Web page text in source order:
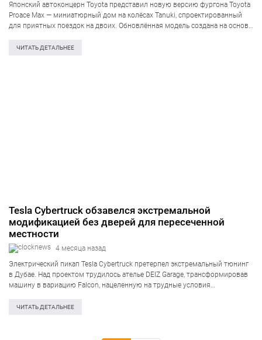
Японский автоконцерн Toyota представил новую версию фургона Toyota
Proace Max — миниатюрный дом на колёсах Tanuki, спроектированный
для приятных поездок на двоих. Обновлённая модель создана на основе
отсылает к герою…
ЧИТАТЬ ДЕТАЛЬНЕЕ
Tesla Cybertruck обзавелся экстремальной
модификацией без дверей для пересеченной
местности
4 месяца назад
Электрический пикап Tesla Cybertruck претерпел экстремальный тюнинг
в Дубае. Над проектом трудилось ателье DEIZ Garage, трансформировав
машину в вариацию Falcon, нацеленную на трудные условия
улучшили внедорожные свойства авто. Дорожный просвет подняли на
ЧИТАТЬ ДЕТАЛЬНЕЕ